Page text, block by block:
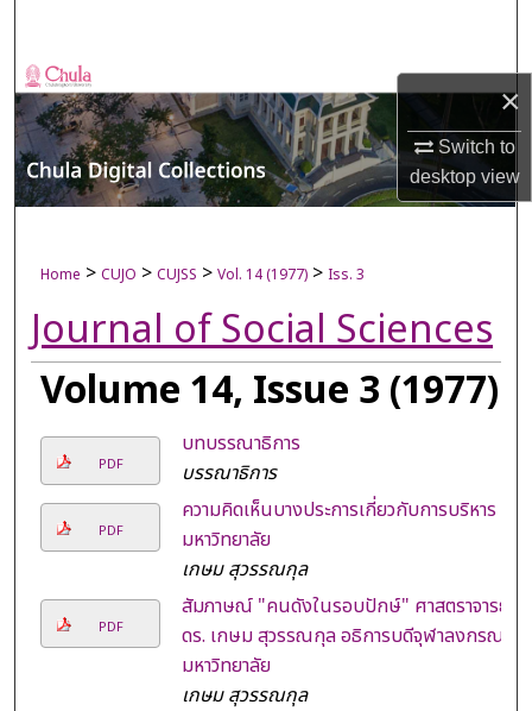
×
Switch to
desktopview
Browse Collections
My Account
About
Digital Commons Network™
Home > CUJO > CUJSS > Vol. 14 (1977) > Iss. 3
Journal of Social Sciences
Volume 14, Issue 3 (1977)
PDF
บทบรรณาธิการ
บรรณาธิการ
PDF
ความคิดเห็นบางประการเกี่ยวกับการบริหาร
มหาวิทยาลัย
เกษม สุวรรณกุล
PDF
สัมภาษณ์ "คนดังในรอบปักษ์" ศาสตราจารย์
ดร. เกษม สุวรรณกุล อธิการบดีจุฬาลงกรณ
มหาวิทยาลัย
เกษม สุวรรณกุล